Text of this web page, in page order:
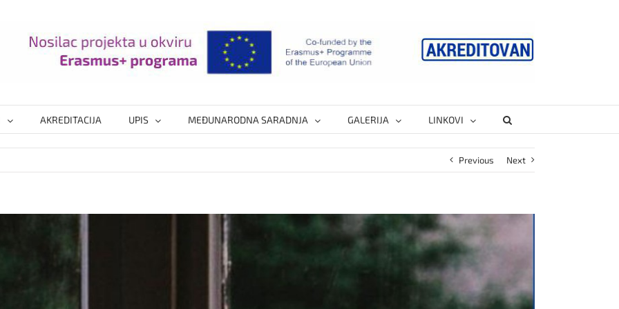
AKREDITACIJA UPIS MEĐUNARODNA SARADNJA GALERIJA LINKOVI
Previous Next